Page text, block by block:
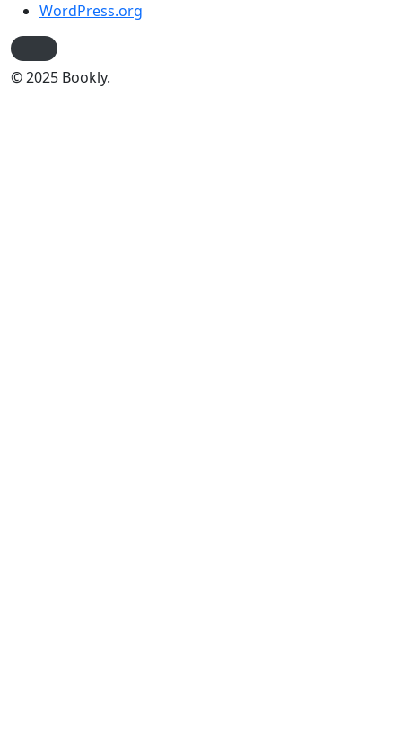
WordPress.org
© 2025 Bookly.